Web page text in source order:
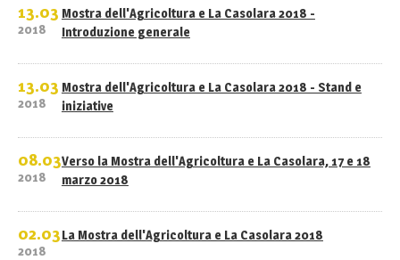
13.03
2018
Mostra dell'Agricoltura e La Casolara 2018 -
Introduzione generale
13.03
2018
Mostra dell'Agricoltura e La Casolara 2018 - Stand e
iniziative
08.03
2018
Verso la Mostra dell'Agricoltura e La Casolara, 17 e 18
marzo 2018
02.03
2018
La Mostra dell'Agricoltura e La Casolara 2018